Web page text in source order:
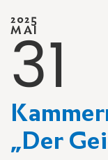
„Der
2025
MAI
31